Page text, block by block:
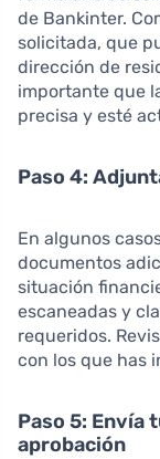
de Bankinter.
solicitada, que
dirección de
importante que
precisa y esté
Paso 4:
En algunos
documentos
situación
escaneadas y
requeridos.
con los que has
Paso 5: Envía
aprobación